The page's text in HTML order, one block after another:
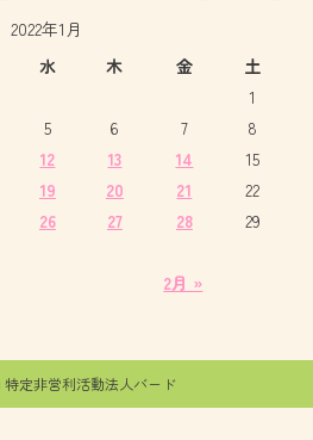
2022年1月
水 木 金 土
2月 »
1
5 6 7
8
12 13 14
15
19 20 21
22
26 27 28
29
特定非営利活動法人バード